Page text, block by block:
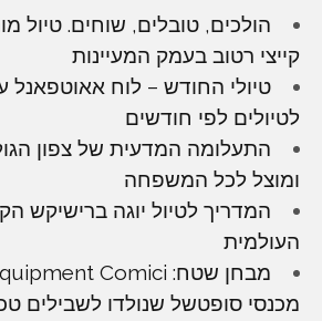
הולכים, טובלים, שוחים. טיול
קייצי רטוב בעמק המעיינות
טיולי החודש – לוח
לטיולים לפי חודשים
התעלומה המדעית של צפון
ומוצל לכל המשפחה
המדריך לטיול יוגה ברישיקש
העולמית
מכנסי סופטשל שנולדו לשבילים